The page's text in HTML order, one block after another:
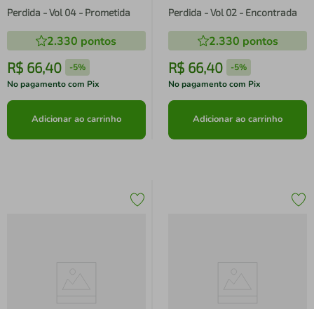
Perdida - Vol 04 - Prometida
2.330 pontos
R$ 66,40 -5%
No pagamento com Pix
Adicionar ao carrinho
Perdida - Vol 02 - Encontrada
2.330 pontos
R$ 66,40 -5%
No pagamento com Pix
Adicionar ao carrinho